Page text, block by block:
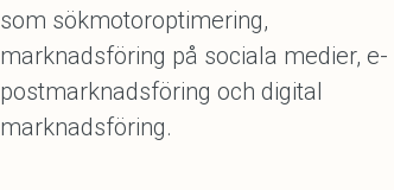
som sökmotoroptimering,
marknadsföring på sociala medier, e-
postmarknadsföring och digital
marknadsföring.